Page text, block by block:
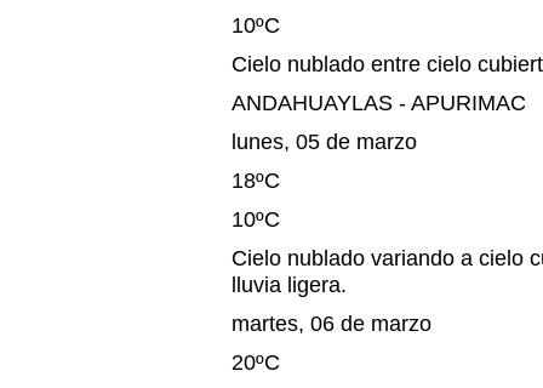
10ºC
Cielo nublado entre cielo
ANDAHUAYLAS - APURIMAC
lunes, 05 de marzo
18ºC
10ºC
Cielo nublado variando a cielo
lluvia ligera.
martes, 06 de marzo
20ºC